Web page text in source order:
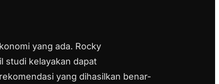
yang ada. Rocky
studi kelayakan dapat
yang dihasilkan benar-